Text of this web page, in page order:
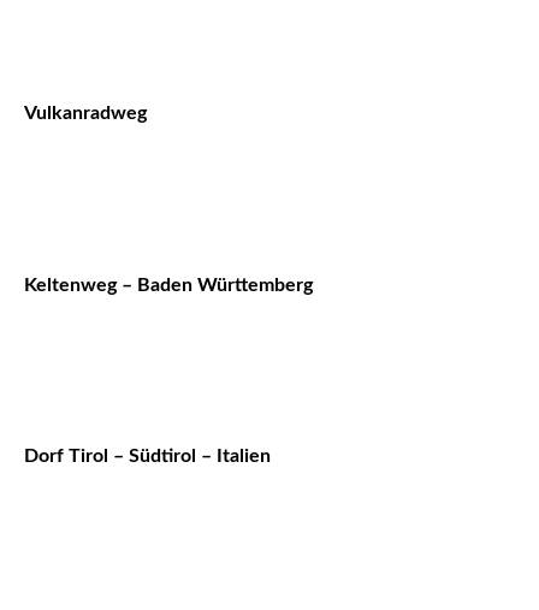
Vulkanradweg
Keltenweg – Baden Württemberg
Dorf Tirol – Südtirol – Italien